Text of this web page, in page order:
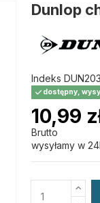
Dunlop
Indeks
dostępny,
10,99
Brutto
wysyłamy w